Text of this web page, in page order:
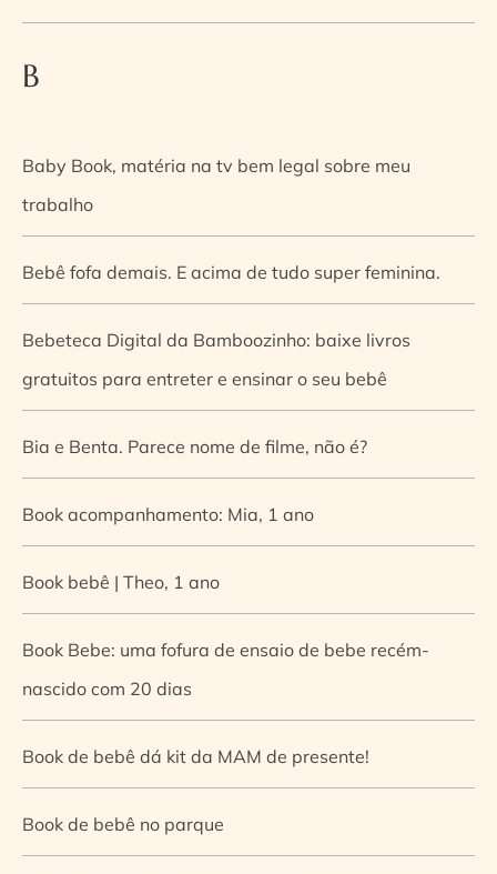
B
Baby Book, matéria na tv bem legal sobre meu
trabalho
Bebê fofa demais. E acima de tudo super feminina.
Bebeteca Digital da Bamboozinho: baixe livros
gratuitos para entreter e ensinar o seu bebê
Bia e Benta. Parece nome de filme, não é?
Book acompanhamento: Mia, 1 ano
Book bebê | Theo, 1 ano
Book Bebe: uma fofura de ensaio de bebe recém-
nascido com 20 dias
Book de bebê dá kit da MAM de presente!
Book de bebê no parque